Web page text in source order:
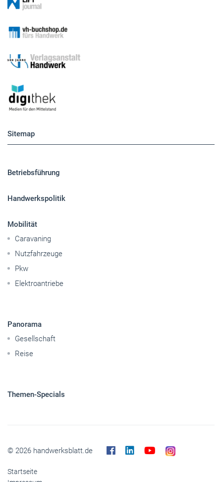
Sitemap
Betriebsführung
Handwerkspolitik
Mobilität
Caravaning
Nutzfahrzeuge
Pkw
Elektroantriebe
Panorama
Gesellschaft
Reise
Themen-Specials
© 2026 handwerksblatt.de
Startseite